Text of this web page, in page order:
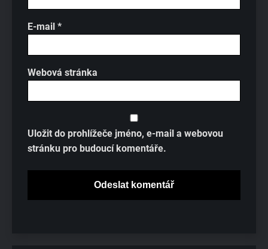
E-mail *
Webová stránka
Uložit do prohlížeče jméno, e-mail a webovou
stránku pro budoucí komentáře.